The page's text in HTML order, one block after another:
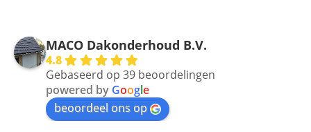
MACO Dakonderhoud B.V.
4.8
Gebaseerd op 39 beoordelingen
powered by Google
beoordeel ons op